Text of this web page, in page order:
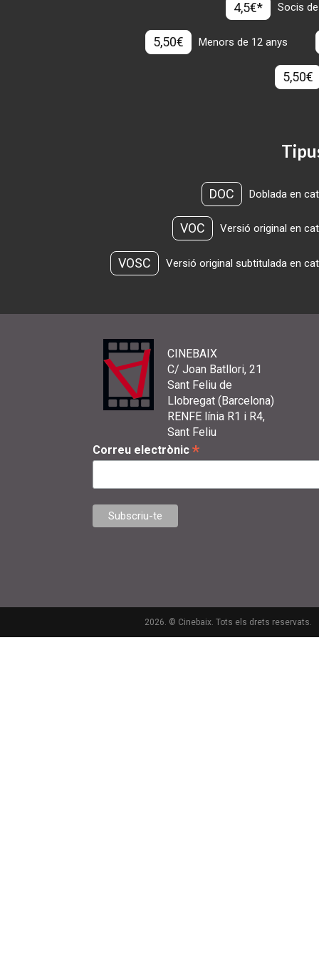
4,5€* Socis
5,50€ Menors de 12 anys
5,50€
DOC Doblada en
VOC Versió original en
VOSC Versió original subtitulada en
CINEBAIX
C/ Joan Batllori, 21
Sant Feliu de
Llobregat (Barcelona)
RENFE línia R1 i R4,
Sant Feliu
Correu electrònic *
2026. © Cinebaix. Tots els drets reservats.